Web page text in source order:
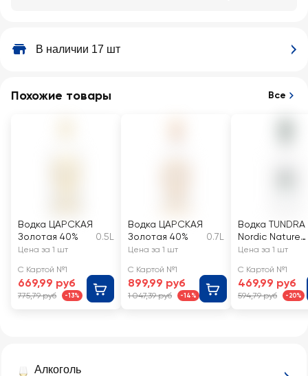
В наличии 17 шт
Алкоголь
Похожие товары Все
Водка ЦАРСКАЯ
Золотая 40%
0.5L
Цена за 1 шт
С Картой №1
669,99 руб
775,79 руб -13%
Водка ЦАРСКАЯ
Золотая 40%
0.7L
Цена за 1 шт
С Картой №1
899,99 руб
1 047,39 руб -14%
Водка TUNDRA
Nordic Nature
водка
Цена за 1 шт
С Картой №1
469,99 руб
594,79 руб -20%